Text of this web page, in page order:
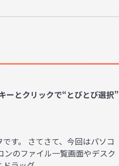
ーとクリックで“とびとび選択”
す。 さてさて、今回はパソコ
ンのファイル一覧画面やデスク